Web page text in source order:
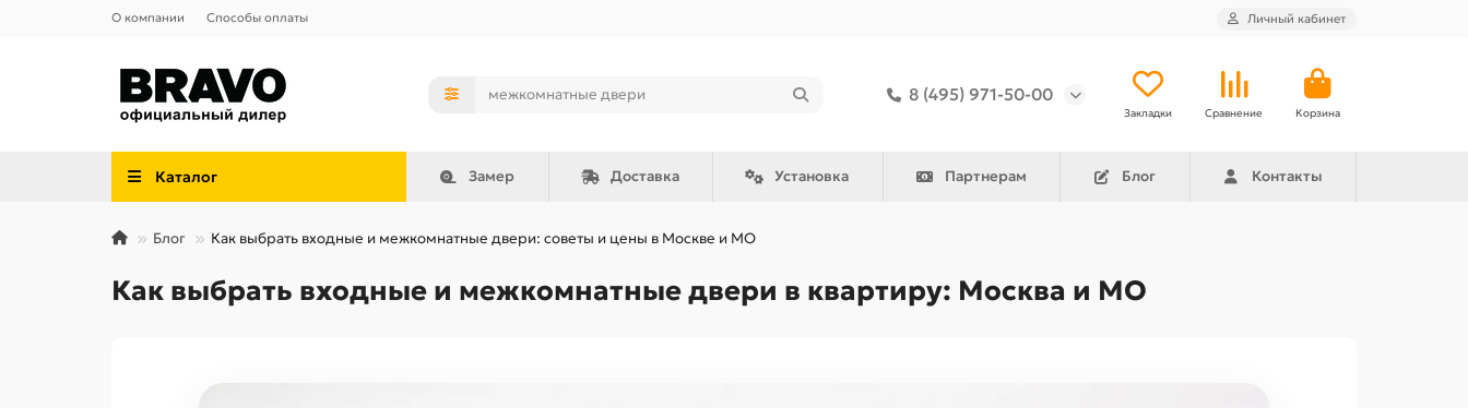
О компании Способы оплаты Личный кабинет
8 (495) 971-50-00
Закладки Сравнение Корзина
Каталог Замер Доставка Установка Партнерам Блог Контакты
Блог Как выбрать входные и межкомнатные двери: советы и цены в Москве и МО
Как выбрать входные и межкомнатные двери в квартиру: Москва и МО